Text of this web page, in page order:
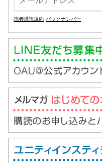
読者購読規約 バックナンバー